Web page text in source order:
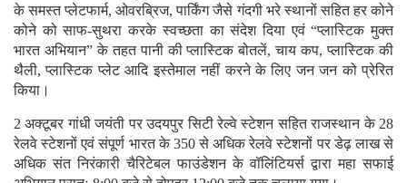
के समस्त प्लेटफार्म, ओवरब्रिज, पार्किंग जैसे गंदगी भरे स्थानों सहित हर कोने
कोने को साफ-सुथरा करके स्वच्छता का संदेश दिया एवं “प्लास्टिक मुक्त
भारत अभियान” के तहत पानी की प्लास्टिक बोतलें, चाय कप, प्लास्टिक की
थैली, प्लास्टिक प्लेट आदि इस्तेमाल नहीं करने के लिए जन जन को प्रेरित
किया।
2 अक्टूबर गांधी जयंती पर उदयपुर सिटी रेल्वे स्टेशन सहित राजस्थान के 28
रेलवे स्टेशनों एवं संपूर्ण भारत के 350 से अधिक रेलवे स्टेशनों पर डेढ़ लाख से
अधिक संत निरंकारी चैरिटेबल फाउंडेशन के वॉलिंटियर्स द्वारा महा सफाई